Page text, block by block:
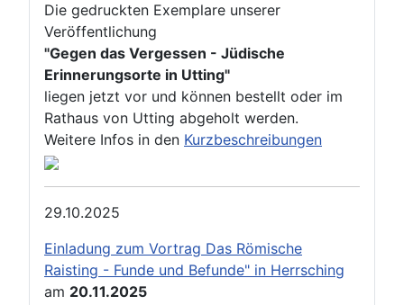
Die gedruckten Exemplare unserer
Veröffentlichung
"Gegen das Vergessen - Jüdische
Erinnerungsorte in Utting"
liegen jetzt vor und können bestellt oder im
Rathaus von Utting abgeholt werden.
Weitere Infos in den Kurzbeschreibungen
29.10.2025
Einladung zum Vortrag Das Römische
Raisting - Funde und Befunde" in Herrsching
am 20.11.2025